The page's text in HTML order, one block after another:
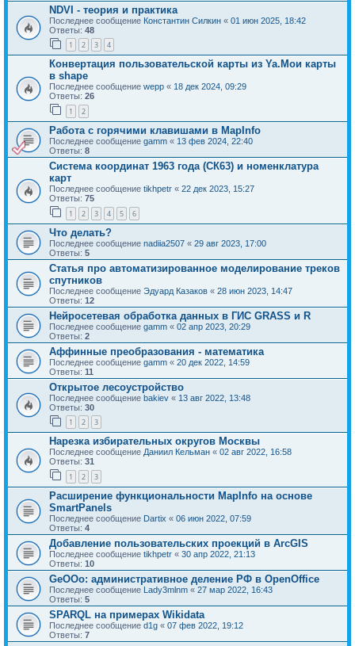
NDVI - теория и практика
Последнее сообщение Константин Силкин « 01 июн 2025, 18:42
Ответы: 48
1 2 3 4
Конвертация пользовательской карты из Ya.Мои карты
в shape
Последнее сообщение wepp « 18 дек 2024, 09:29
Ответы: 26
1 2
Работа с горячими клавишами в MapInfo
Последнее сообщение gamm « 13 фев 2024, 22:40
Ответы: 8
Система координат 1963 года (СК63) и номенклатура
карт
Последнее сообщение tikhpetr « 22 дек 2023, 15:27
Ответы: 75
1 2 3 4 5 6
Что делать?
Последнее сообщение nadiia2507 « 29 авг 2023, 17:00
Ответы: 5
Статья про автоматизированное моделирование треков
спутников
Последнее сообщение Эдуард Казаков « 28 июн 2023, 14:47
Ответы: 12
Нейросетевая обработка данных в ГИС GRASS и R
Последнее сообщение gamm « 02 апр 2023, 20:29
Ответы: 2
Аффинные преобразования - математика
Последнее сообщение gamm « 20 дек 2022, 14:59
Ответы: 11
Открытое лесоустройство
Последнее сообщение bakiev « 13 авг 2022, 13:48
Ответы: 30
1 2 3
Нарезка избирательных округов Москвы
Последнее сообщение Даниил Кельман « 02 авг 2022, 16:58
Ответы: 31
1 2 3
Расширение функциональности MapInfo на основе
SmartPanels
Последнее сообщение Dartix « 06 июн 2022, 07:59
Ответы: 4
Добавление пользовательских проекций в ArcGIS
Последнее сообщение tikhpetr « 30 апр 2022, 21:13
Ответы: 10
GeOOo: административное деление РФ в OpenOffice
Последнее сообщение Lady3mlnm « 27 мар 2022, 16:43
Ответы: 5
SPARQL на примерах Wikidata
Последнее сообщение d1g « 07 фев 2022, 19:12
Ответы: 7